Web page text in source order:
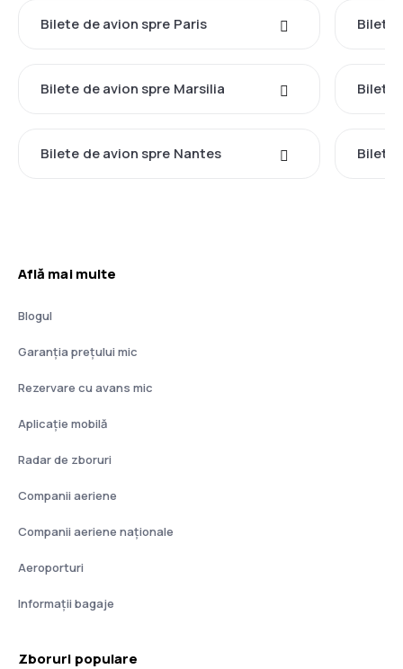
Bilete de avion spre Paris Bilete
Bilete de avion spre Marsilia Bilete
Bilete de avion spre Nantes Bilete
Află mai multe
Blogul
Garanția prețului mic
Rezervare cu avans mic
Aplicație mobilă
Radar de zboruri
Companii aeriene
Companii aeriene naţionale
Aeroporturi
Informații bagaje
Zboruri populare